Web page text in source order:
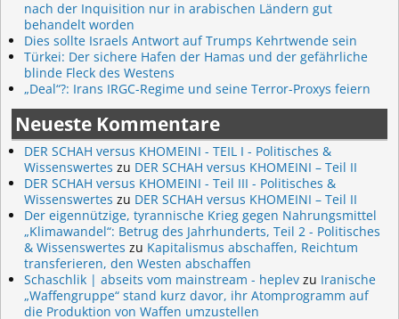
nach der Inquisition nur in arabischen Ländern gut
behandelt worden
Dies sollte Israels Antwort auf Trumps Kehrtwende sein
Türkei: Der sichere Hafen der Hamas und der gefährliche
blinde Fleck des Westens
„Deal“?: Irans IRGC-Regime und seine Terror-Proxys feiern
Neueste Kommentare
DER SCHAH versus KHOMEINI - TEIL I - Politisches &
Wissenswertes zu DER SCHAH versus KHOMEINI – Teil II
DER SCHAH versus KHOMEINI - Teil III - Politisches &
Wissenswertes zu DER SCHAH versus KHOMEINI – Teil II
Der eigennützige, tyrannische Krieg gegen Nahrungsmittel
„Klimawandel“: Betrug des Jahrhunderts, Teil 2 - Politisches
& Wissenswertes zu Kapitalismus abschaffen, Reichtum
transferieren, den Westen abschaffen
Schaschlik | abseits vom mainstream - heplev zu Iranische
„Waffengruppe“ stand kurz davor, ihr Atomprogramm auf
die Produktion von Waffen umzustellen